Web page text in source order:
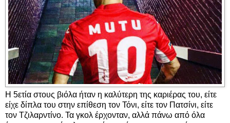
Η 5ετία στους βιόλα ήταν η καλύτερη της καριέρας του, είτε
είχε δίπλα του στην επίθεση τον Τόνι, είτε τον Πατσίνι, είτε
τον Τζιλαρντίνο. Τα γκολ έρχονταν, αλλά πάνω από όλα